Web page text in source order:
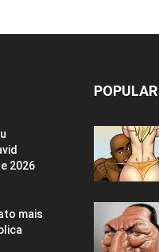
2026
mais